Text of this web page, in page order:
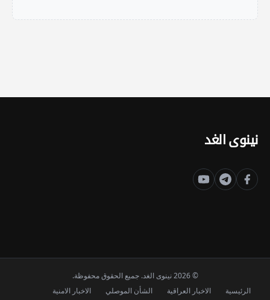
نينوى الغد
© 2026 نينوى الغد. جميع الحقوق محفوظة.
الرئيسية الاخبار العراقية الشأن الموصلي الاخبار الامنية